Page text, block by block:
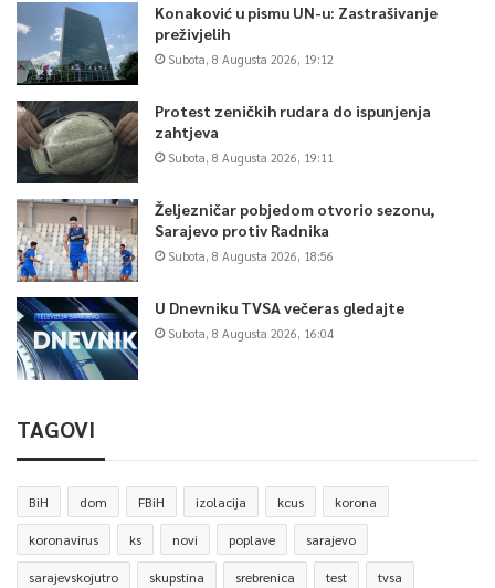
Konaković u pismu UN-u: Zastrašivanje
preživjelih
Subota, 8 Augusta 2026, 19:12
Protest zeničkih rudara do ispunjenja
zahtjeva
Subota, 8 Augusta 2026, 19:11
Željezničar pobjedom otvorio sezonu,
Sarajevo protiv Radnika
Subota, 8 Augusta 2026, 18:56
U Dnevniku TVSA večeras gledajte
Subota, 8 Augusta 2026, 16:04
TAGOVI
BiH dom FBiH izolacija kcus korona
koronavirus ks novi poplave sarajevo
sarajevskojutro skupstina srebrenica test tvsa